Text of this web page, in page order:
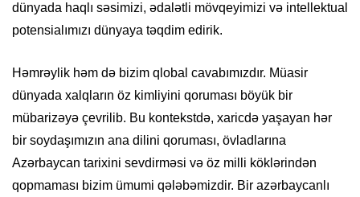
dünyada haqlı səsimizi, ədalətli mövqeyimizi və intellektual
potensialımızı dünyaya təqdim edirik.
Həmrəylik həm də bizim qlobal cavabımızdır. Müasir
dünyada xalqların öz kimliyini qoruması böyük bir
mübarizəyə çevrilib. Bu kontekstdə, xaricdə yaşayan hər
bir soydaşımızın ana dilini qoruması, övladlarına
Azərbaycan tarixini sevdirməsi və öz milli köklərindən
qopmaması bizim ümumi qələbəmizdir. Bir azərbaycanlı